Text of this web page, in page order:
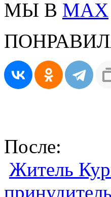
МЫ В MAX
После:
Житель